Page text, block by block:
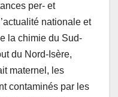
per- et
nationale et
la chimie du Sud-
du Nord-Isère,
maternel, les
contaminés par les